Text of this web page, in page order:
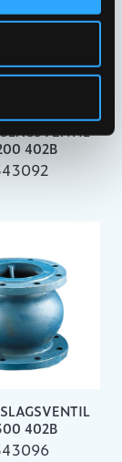
402B
402B